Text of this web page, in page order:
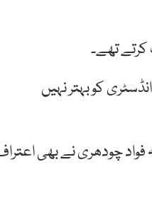
تھے۔
کو بہتر نہیں
چودھری نے بھی